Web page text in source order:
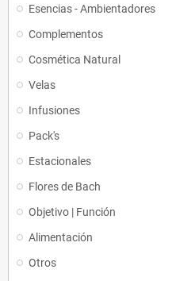
Esencias - Ambientadores
Complementos
Cosmética Natural
Velas
Infusiones
Pack's
Estacionales
Flores de Bach
Objetivo | Función
Alimentación
Otros